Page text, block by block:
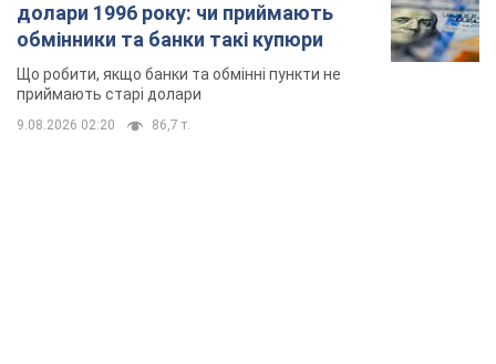
долари 1996 року: чи приймають
обмінники та банки такі купюри
Що робити, якщо банки та обмінні пункти не
приймають старі долари
9.08.2026 02:20 86,7 т.